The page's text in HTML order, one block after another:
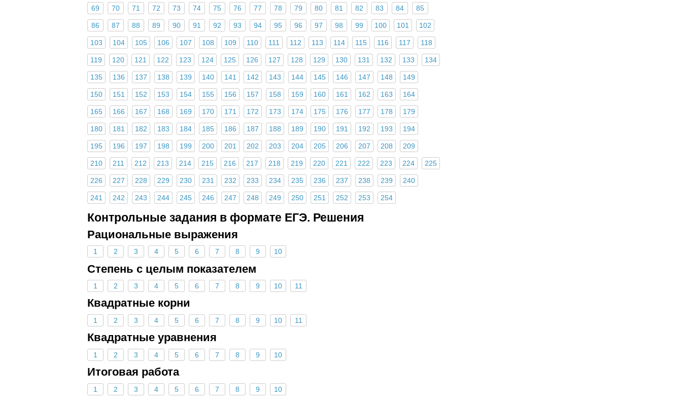
69 70 71 72 73 74 75 76 77 78 79 80 81 82 83 84 85
86 87 88 89 90 91 92 93 94 95 96 97 98 99 100 101 102
103 104 105 106 107 108 109 110 111 112 113 114 115 116 117 118
119 120 121 122 123 124 125 126 127 128 129 130 131 132 133 134
135 136 137 138 139 140 141 142 143 144 145 146 147 148 149
150 151 152 153 154 155 156 157 158 159 160 161 162 163 164
165 166 167 168 169 170 171 172 173 174 175 176 177 178 179
180 181 182 183 184 185 186 187 188 189 190 191 192 193 194
195 196 197 198 199 200 201 202 203 204 205 206 207 208 209
210 211 212 213 214 215 216 217 218 219 220 221 222 223 224 225
226 227 228 229 230 231 232 233 234 235 236 237 238 239 240
241 242 243 244 245 246 247 248 249 250 251 252 253 254
Контрольные задания в формате ЕГЭ. Решения
Рациональные выражения
1 2 3 4 5 6 7 8 9 10
Степень с целым показателем
1 2 3 4 5 6 7 8 9 10 11
Квадратные корни
1 2 3 4 5 6 7 8 9 10 11
Квадратные уравнения
1 2 3 4 5 6 7 8 9 10
Итоговая работа
1 2 3 4 5 6 7 8 9 10